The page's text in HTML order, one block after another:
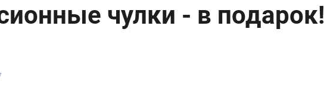
чулки - в подарок!